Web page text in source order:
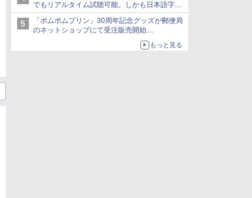
でもリアルタイム試聴可能。しかも日本語字幕
付き
Netflixから公式回答あり
「ポムポムプリン」30周年記念グッズが郵便局
のネットショップにて受注販売開始
「おもちもちもちクッション」など今年だけの
もっと見る